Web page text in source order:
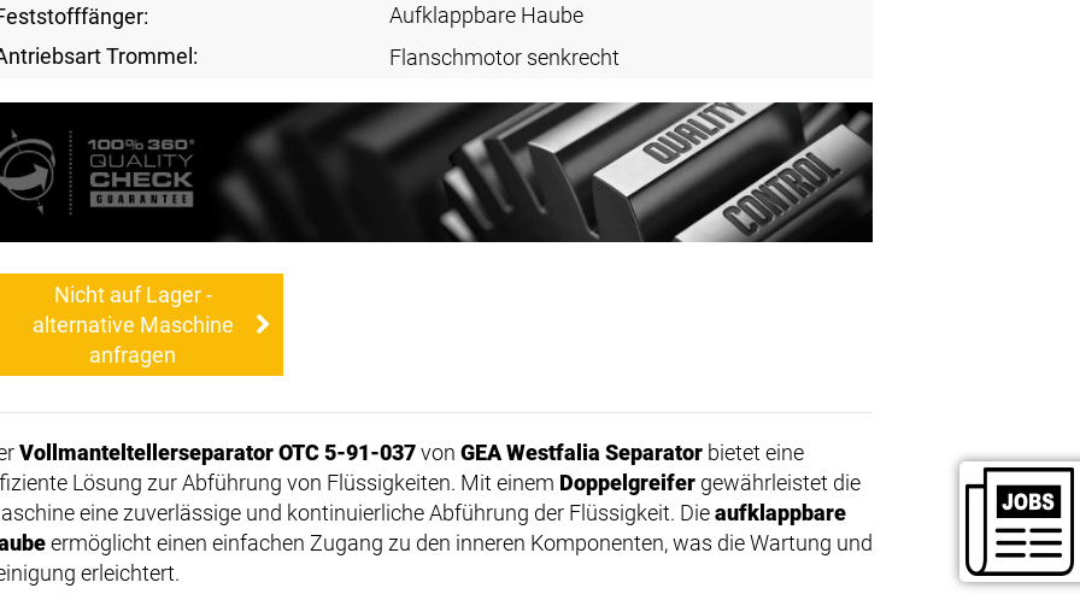
Aufklappbare Haube
Trommel:
Flanschmotor senkrecht
Nicht auf Lager -
alternative Maschine
anfragen
Vollmanteltellerseparator OTC 5-91-037von GEA Westfalia Separator bietet eine
Lösung zur Abführung von Flüssigkeiten. Mit einem Doppelgreifer gewährleistet die
eine zuverlässige und kontinuierliche Abführung der Flüssigkeit. Dieaufklappbare
ermöglicht einen einfachen Zugang zu den inneren Komponenten, was die Wartung und
erleichtert.